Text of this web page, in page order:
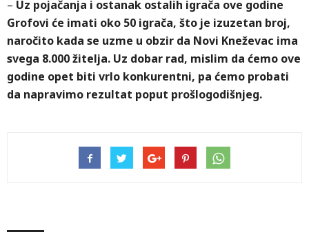
– Uz pojačanja i ostanak ostalih igrača ove godine
Grofovi će imati oko 50 igrača, što je izuzetan broj,
naročito kada se uzme u obzir da Novi Kneževac ima
svega 8.000 žitelja. Uz dobar rad, mislim da ćemo ove
godine opet biti vrlo konkurentni, pa ćemo probati
da napravimo rezultat poput prošlogodišnjeg.